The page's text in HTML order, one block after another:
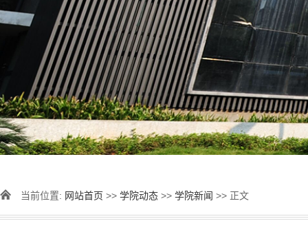
当前位置: 网站首页 >> 学院动态 >> 学院新闻 >> 正文